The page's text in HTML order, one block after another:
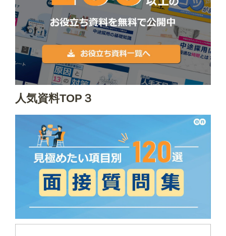
人気資料TOP３